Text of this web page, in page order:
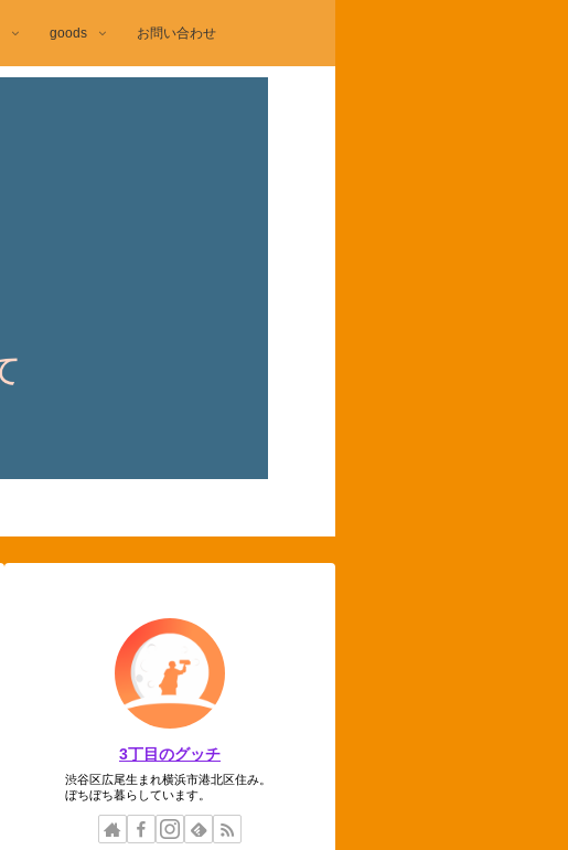
goods お問い合わせ
3丁目のグッチ
渋谷区広尾生まれ横浜市港北区住み。
ぼちぼち暮らしています。